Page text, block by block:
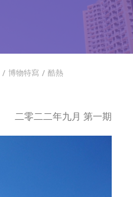
博物特寫 酷熱
二零二二年九月 第一期